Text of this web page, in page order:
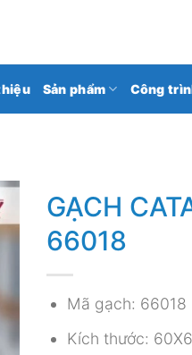
Sản phẩm Công
GẠCH
66018
Mã gạch: 66018
Kích thước: